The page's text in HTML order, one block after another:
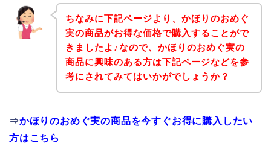
ちなみに下記ページより、かほりのおめぐ
実の商品がお得な価格で購入することがで
きましたよ♪なので、かほりのおめぐ実の
商品に興味のある方は下記ページなどを参
考にされてみてはいかがでしょうか？
⇒かほりのおめぐ実の商品を今すぐお得に購入したい
方はこちら